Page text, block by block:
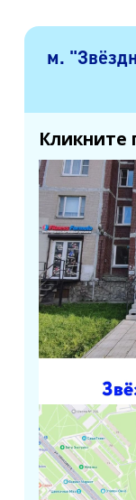
м.
Кликните